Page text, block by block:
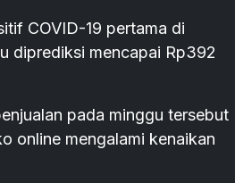
COVID-19 pertama di
diprediksi mencapai Rp392
pada minggu tersebut
online mengalami kenaikan